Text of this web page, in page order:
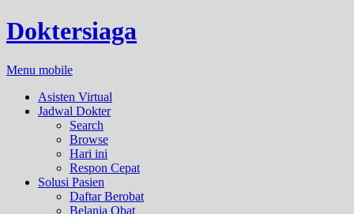
Doktersiaga
Menu mobile
Asisten Virtual
Jadwal Dokter
Search
Browse
Hari ini
Respon Cepat
Solusi Pasien
Daftar Berobat
Belanja Obat